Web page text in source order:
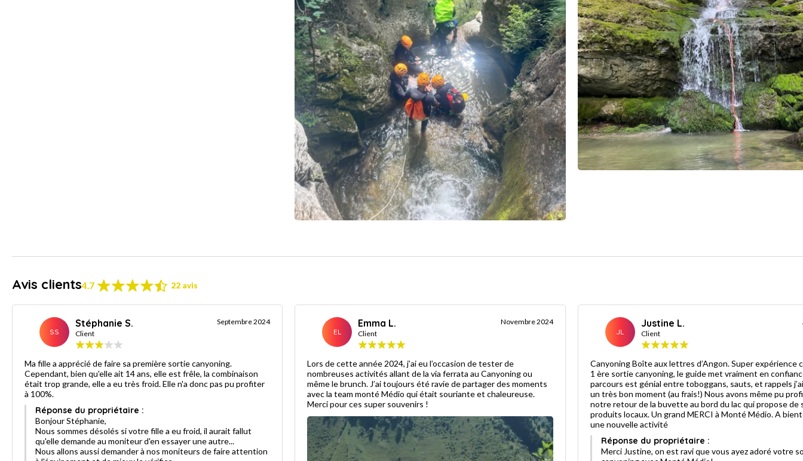
Avis clients4.7 22 avis
SS
Stéphanie S.
Client
Septembre 2024
Ma fille a apprécié de faire sa première sortie canyoning.
Cependant, bien qu'elle ait 14 ans, elle est frêle, la combinaison
était trop grande, elle a eu très froid. Elle n'a donc pas pu profiter
à 100%.
Réponse du propriétaire :
Bonjour Stéphanie,
Nous sommes désolés si votre fille a eu froid, il aurait fallut
qu'elle demande au moniteur d'en essayer une autre...
Nous allons aussi demander à nos moniteurs de faire attention
EL
Emma L.
Client
Novembre 2024
Lors de cette année 2024, j’ai eu l’occasion de tester de
nombreuses activités allant de la via ferrata au Canyoning ou
même le brunch. J’ai toujours été ravie de partager des moments
avec la team monté Médio qui était souriante et chaleureuse.
Merci pour ces super souvenirs !
JL
Justine L.
Client
Canyoning Boîte aux lettres d’Angon. Super expérience
1 ère sortie canyoning, le guide met vraiment en
parcours est génial entre toboggans, sauts, et rappels
un très bon moment (au frais!) Nous avons même pu profiter des
notre retour de la buvette au bord du lac qui propose de
produits locaux. Un grand MERCI à Monté Médio. A
une nouvelle activité
Réponse du propriétaire :
Merci Justine, on est ravi que vous ayez adoré votre